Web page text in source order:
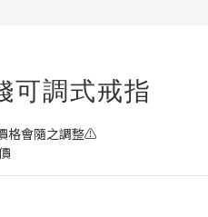
可調式戒指
格會隨之調整⚠️